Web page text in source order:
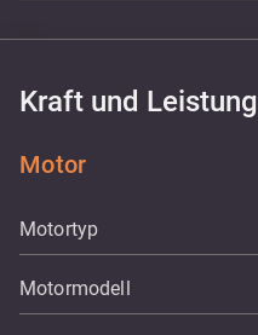
Kraft und Leistung
Motor
Motortyp
Motormodell